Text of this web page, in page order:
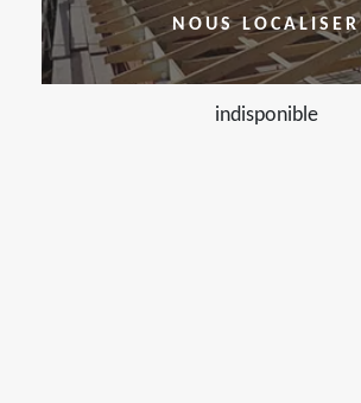
NOUS LOCALISER
indisponible